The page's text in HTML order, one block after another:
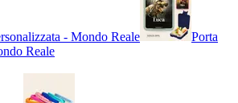
- Mondo Reale
Porta
Reale